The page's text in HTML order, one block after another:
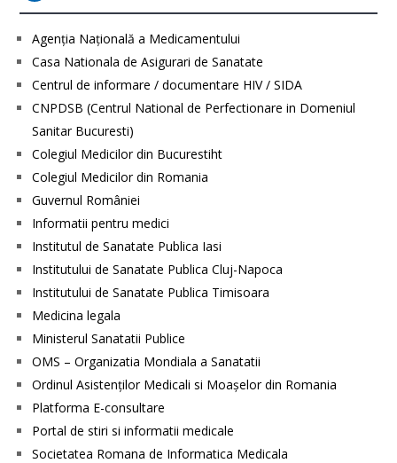
Agenţia Naţională a Medicamentului
Casa Nationala de Asigurari de Sanatate
Centrul de informare / documentare HIV / SIDA
CNPDSB (Centrul National de Perfectionare in Domeniul
Sanitar Bucuresti)
Colegiul Medicilor din Bucurestiht
Colegiul Medicilor din Romania
Guvernul României
Informatii pentru medici
Institutul de Sanatate Publica Iasi
Institutului de Sanatate Publica Cluj-Napoca
Institutului de Sanatate Publica Timisoara
Medicina legala
Ministerul Sanatatii Publice
OMS – Organizatia Mondiala a Sanatatii
Ordinul Asistenţilor Medicali si Moaşelor din Romania
Platforma E-consultare
Portal de stiri si informatii medicale
Societatea Romana de Informatica Medicala